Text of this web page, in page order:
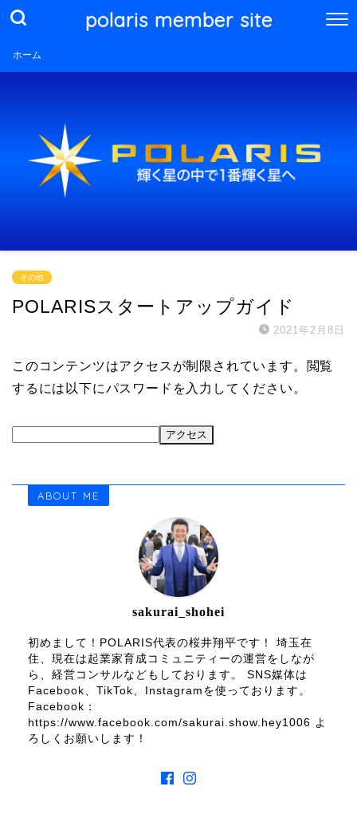
polaris member site
ホーム
その他
POLARISスタートアップガイド
2021年2月8日
このコンテンツはアクセスが制限されています。閲覧
するには以下にパスワードを入力してください。
ABOUT ME
sakurai_shohei
初めまして！POLARIS代表の桜井翔平です！ 埼玉在
住、現在は起業家育成コミュニティーの運営をしなが
ら、経営コンサルなどもしております。 SNS媒体は
Facebook、TikTok、Instagramを使っております。
Facebook：
https://www.facebook.com/sakurai.show.hey1006 よ
ろしくお願いします！